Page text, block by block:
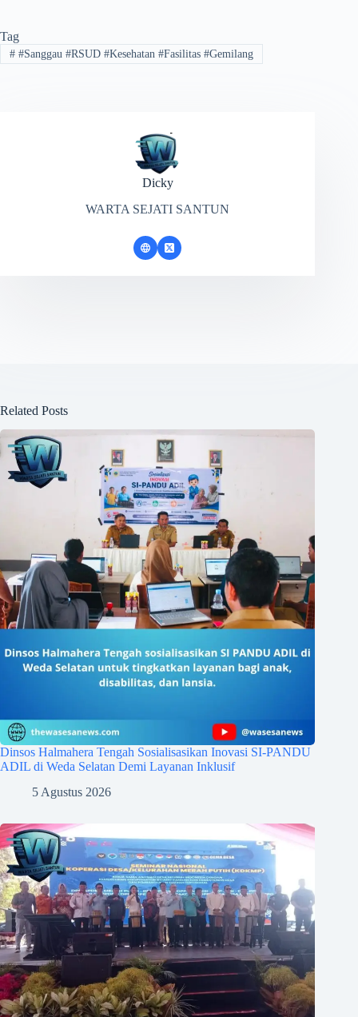
Tag
##Sanggau #RSUD #Kesehatan #Fasilitas #Gemilang
Dicky
WARTA SEJATI SANTUN
Related Posts
Dinsos Halmahera Tengah Sosialisasikan Inovasi SI-PANDU
ADIL di Weda Selatan Demi Layanan Inklusif
5 Agustus 2026